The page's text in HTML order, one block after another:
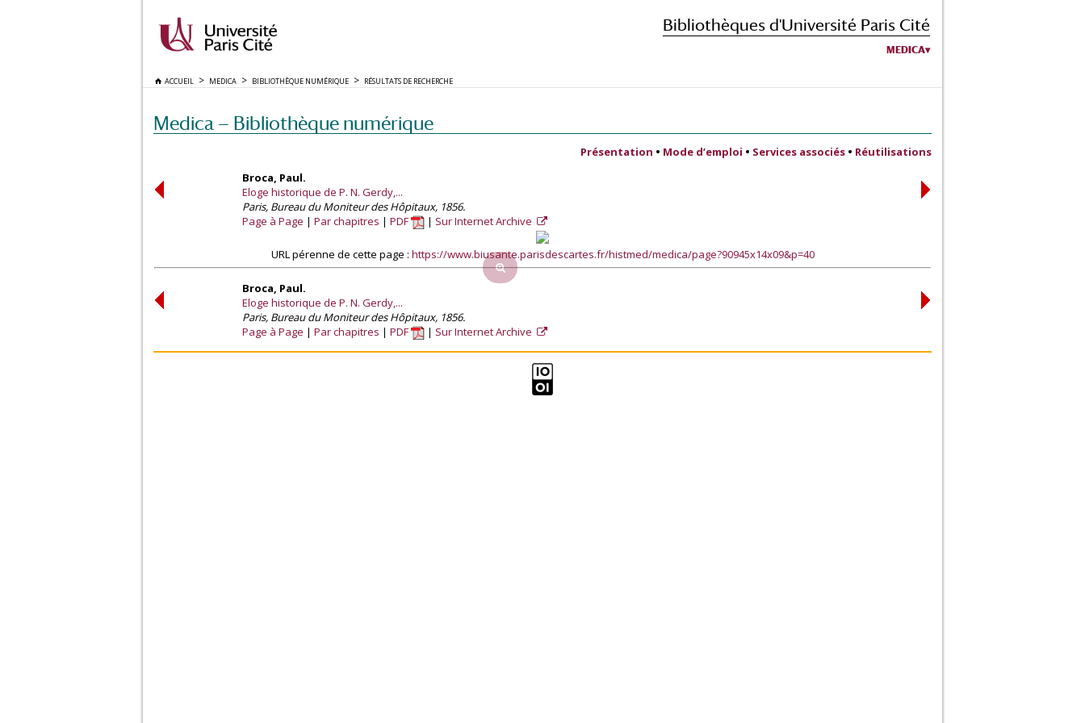
Bibliothèques d'Université Paris Cité
MEDICA
ACCUEIL MEDICA BIBLIOTHÈQUE NUMÉRIQUE RÉSULTATS DE RECHERCHE
Medica — Bibliothèque numérique
Présentation • Mode d’emploi • Services associés • Réutilisations
Broca, Paul.
Eloge historique de P. N. Gerdy,...
Paris, Bureau du Moniteur des Hôpitaux, 1856.
Page à Page
Par chapitres PDF Sur Internet Archive
URL pérenne de cette page : https://www.biusante.parisdescartes.fr/histmed/medica/page?90945x14x09&p=40
Broca, Paul.
Eloge historique de P. N. Gerdy,...
Paris, Bureau du Moniteur des Hôpitaux, 1856.
Page à Page
Par chapitres PDF Sur Internet Archive